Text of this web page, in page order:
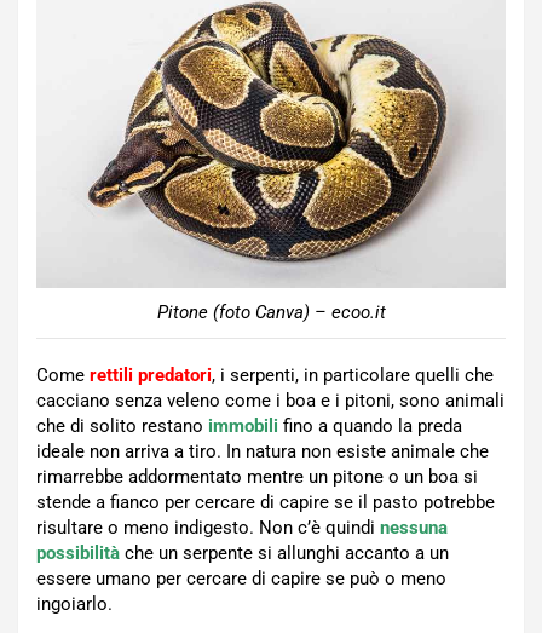
Pitone (foto Canva) – ecoo.it
Come rettili predatori, i serpenti, in particolare quelli che
cacciano senza veleno come i boa e i pitoni, sono animali
che di solito restano immobili fino a quando la preda
ideale non arriva a tiro. In natura non esiste animale che
rimarrebbe addormentato mentre un pitone o un boa si
stende a fianco per cercare di capire se il pasto potrebbe
risultare o meno indigesto. Non c’è quindi nessuna
possibilità che un serpente si allunghi accanto a un
essere umano per cercare di capire se può o meno
ingoiarlo.